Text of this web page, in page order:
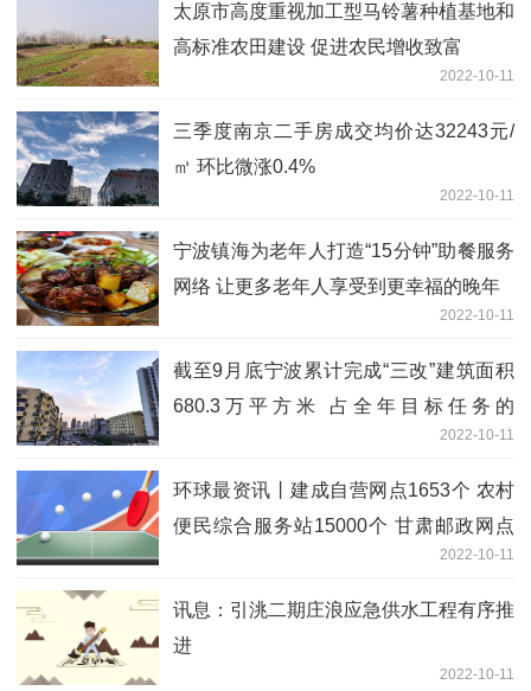
太原市高度重视加工型马铃薯种植基地和
高标准农田建设 促进农民增收致富
2022-10-11
三季度南京二手房成交均价达32243元/
㎡ 环比微涨0.4%
2022-10-11
宁波镇海为老年人打造“15分钟”助餐服务
网络 让更多老年人享受到更幸福的晚年
2022-10-11
截至9月底宁波累计完成“三改”建筑面积
680.3万平方米 占全年目标任务的
2022-10-11
环球最资讯丨建成自营网点1653个 农村
便民综合服务站15000个 甘肃邮政网点
2022-10-11
讯息：引洮二期庄浪应急供水工程有序推
进
2022-10-11